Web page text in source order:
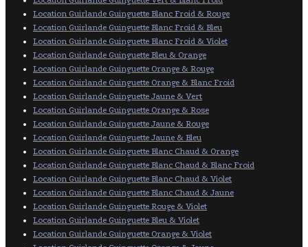
Location Guirlande Guinguette Blanc Froid & Rouge
Location Guirlande Guinguette Blanc Froid & Bleu
Location Guirlande Guinguette Blanc Froid & Violet
Location Guirlande Guinguette Bleu & Orange
Location Guirlande Guinguette Orange & Rouge
Location Guirlande Guinguette Orange & Blanc Froid
Location Guirlande Guinguette Jaune & Vert
Location Guirlande Guinguette Orange & Rose
Location Guirlande Guinguette Jaune & Rouge
Location Guirlande Guinguette Jaune & Bleu
Location Guirlande Guinguette Blanc Chaud & Orange
Location Guirlande Guinguette Blanc Chaud & Blanc Froid
Location Guirlande Guinguette Blanc Chaud & Violet
Location Guirlande Guinguette Blanc Chaud & Jaune
Location Guirlande Guinguette Rouge & Violet
Location Guirlande Guinguette Bleu & Violet
Location Guirlande Guinguette Orange & Violet